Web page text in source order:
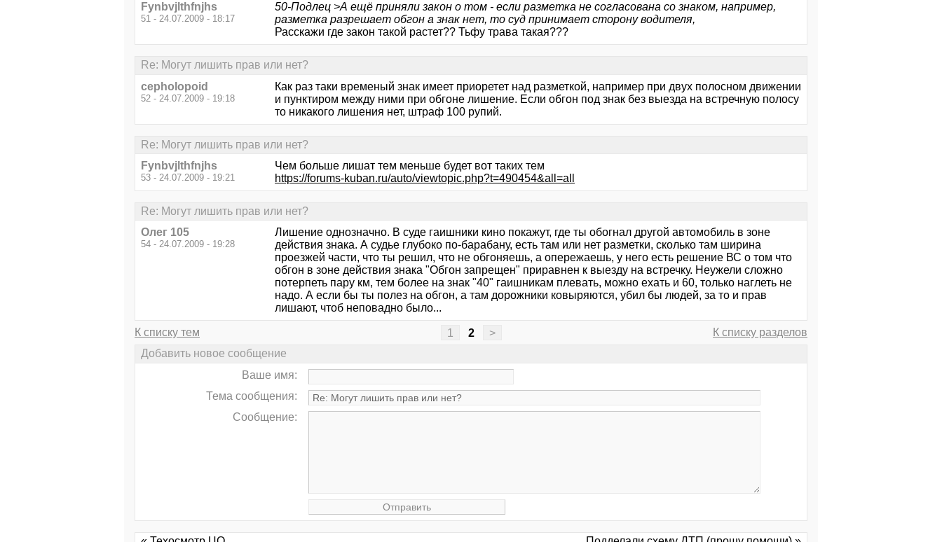
Fynbvjlthfnjhs
51 - 24.07.2009 - 18:17
50-Подлец >А ещё приняли закон о том - если разметка не согласована со знаком, например,
разметка разрешает обгон а знак нет, то суд принимает сторону водителя,
Расскажи где закон такой растет?? Тьфу трава такая???
Re: Могут лишить прав или нет?
cepholopoid
52 - 24.07.2009 - 19:18
Как раз таки временый знак имеет приоретет над разметкой, например при двух полосном движении
и пунктиром между ними при обгоне лишение. Если обгон под знак без выезда на встречную полосу
то никакого лишения нет, штраф 100 рупий.
Re: Могут лишить прав или нет?
Fynbvjlthfnjhs
53 - 24.07.2009 - 19:21
Чем больше лишат тем меньше будет вот таких тем
https://forums-kuban.ru/auto/viewtopic.php?t=490454&all=all
Re: Могут лишить прав или нет?
Олег 105
54 - 24.07.2009 - 19:28
Лишение однозначно. В суде гаишники кино покажут, где ты обогнал другой автомобиль в зоне
действия знака. А судье глубоко по-барабану, есть там или нет разметки, сколько там ширина
проезжей части, что ты решил, что не обгоняешь, а опережаешь, у него есть решение ВС о том что
обгон в зоне действия знака "Обгон запрещен" приравнен к выезду на встречку. Неужели сложно
потерпеть пару км, тем более на знак "40" гаишникам плевать, можно ехать и 60, только наглеть не
надо. А если бы ты полез на обгон, а там дорожники ковыряются, убил бы людей, за то и прав
лишают, чтоб неповадно было...
К списку тем 1 2 >
К списку разделов
Добавить новое сообщение
Ваше имя:
Тема сообщения:
Сообщение: